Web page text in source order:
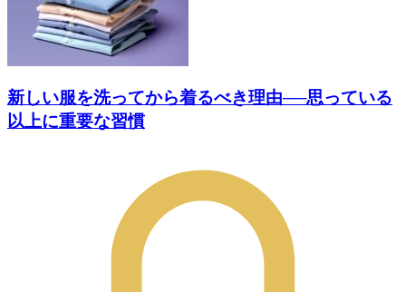
新しい服を洗ってから着るべき理由──思っている
以上に重要な習慣